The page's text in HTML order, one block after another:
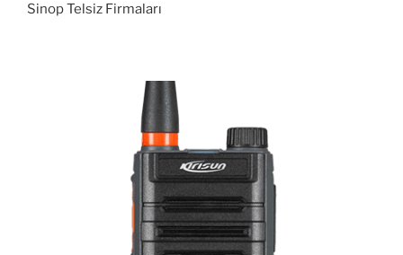
Sinop Telsiz Firmaları